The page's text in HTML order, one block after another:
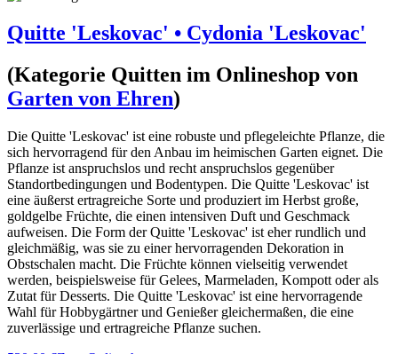
Quitte 'Leskovac' • Cydonia 'Leskovac'
(Kategorie Quitten im Onlineshop von
Garten von Ehren)
Die Quitte 'Leskovac' ist eine robuste und pflegeleichte Pflanze, die
sich hervorragend für den Anbau im heimischen Garten eignet. Die
Pflanze ist anspruchslos und recht anspruchslos gegenüber
Standortbedingungen und Bodentypen. Die Quitte 'Leskovac' ist
eine äußerst ertragreiche Sorte und produziert im Herbst große,
goldgelbe Früchte, die einen intensiven Duft und Geschmack
aufweisen. Die Form der Quitte 'Leskovac' ist eher rundlich und
gleichmäßig, was sie zu einer hervorragenden Dekoration in
Obstschalen macht. Die Früchte können vielseitig verwendet
werden, beispielsweise für Gelees, Marmeladen, Kompott oder als
Zutat für Desserts. Die Quitte 'Leskovac' ist eine hervorragende
Wahl für Hobbygärtner und Genießer gleichermaßen, die eine
zuverlässige und ertragreiche Pflanze suchen.